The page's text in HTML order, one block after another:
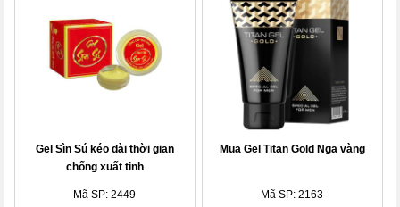
Gel Sìn Sú kéo dài thời gian
chống xuất tinh
Mã SP: 2449
Mua Gel Titan Gold Nga vàng
Mã SP: 2163